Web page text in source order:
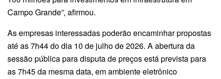
Campo Grande”, afirmou.
As empresas interessadas poderão encaminhar propostas
até as 7h44 do dia 10 de julho de 2026. A abertura da
sessão pública para disputa de preços está prevista para
as 7h45 da mesma data, em ambiente eletrônico